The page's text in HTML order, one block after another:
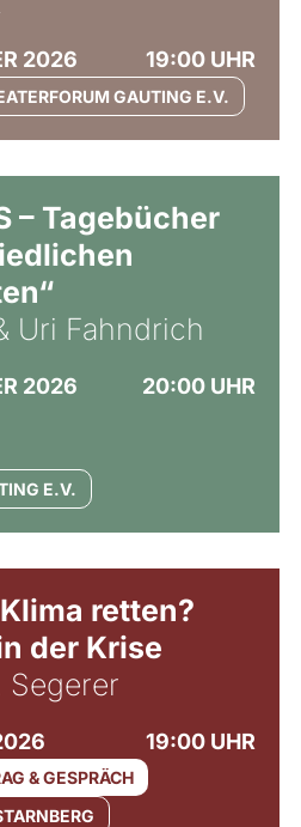
2026 19:00 UHR
GAUTING E.V.
– Tagebücher
Uri Fahndrich
2026
20:00 UHR
E.V.
retten?
der Krise
Segerer
19:00 UHR
& GESPRÄCH